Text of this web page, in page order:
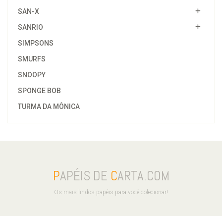
SAN-X
SANRIO
SIMPSONS
SMURFS
SNOOPY
SPONGE BOB
TURMA DA MÔNICA
PAPÉIS DE CARTA.COM
Os mais lindos papéis para você colecionar!